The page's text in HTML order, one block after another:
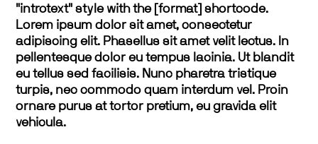
"introtext" style with the [format] shortcode.
Lorem ipsum dolor sit amet, consectetur
adipiscing elit. Phasellus sit amet velit lectus. In
pellentesque dolor eu tempus lacinia. Ut blandit
eu tellus sed facilisis. Nunc pharetra tristique
turpis, nec commodo quam interdum vel. Proin
ornare purus at tortor pretium, eu gravida elit
vehicula.